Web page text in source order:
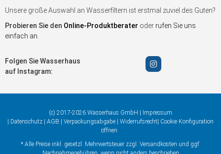
Unsere große Auswahl an Wasserfiltern ist erstmal zuviel des Guten?
Probieren Sie den Online-Produktberater oder rufen Sie uns
einfach an.
Folgen Sie Wasserhaus
auf Instagram:
(c) 2017-2026 Wasserhaus GmbH |
Impressum
Datenschutz AGB Verpackungsabgabe Widerrufsrecht Cookie Konfiguration
öffnen
* Alle Preise inkl. gesetzl. Mehrwertsteuer zzgl. Versandkosten und ggf.